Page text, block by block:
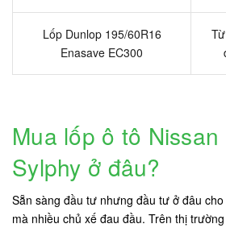
Lốp Dunlop 195/60R16
Enasave EC300
Mua lốp ô tô
Sylphy ở đâu?
Sẵn sàng đầu tư nhưng đầu tư ở đâu
mà nhiều chủ xế đau đầu. Trên thị